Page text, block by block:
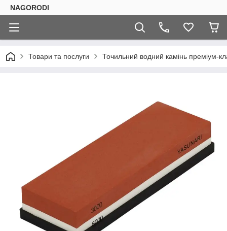
NAGORODI
Товари та послуги Точильний водний камінь преміум-